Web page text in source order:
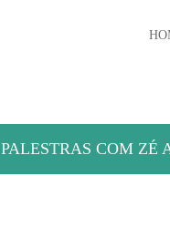
PALESTRAS COM ZÉ